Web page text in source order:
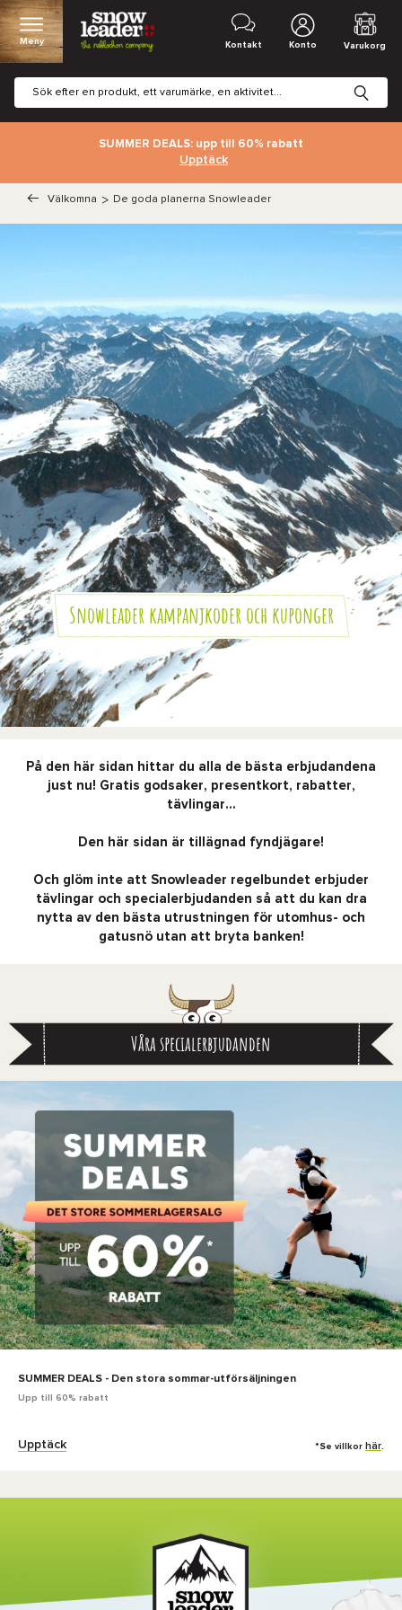
Meny Kontakt Konto Varukorg
SUMMER DEALS: upp till 60% rabatt
Upptäck
Välkomna > De goda planerna Snowleader
Snowleader kampanjkoder och kuponger
På den här sidan hittar du alla de bästa erbjudandena
just nu! Gratis godsaker, presentkort, rabatter,
tävlingar...
Den här sidan är tillägnad fyndjägare!
Och glöm inte att Snowleader regelbundet erbjuder
tävlingar och specialerbjudanden så att du kan dra
nytta av den bästa utrustningen för utomhus- och
gatusnö utan att bryta banken!
Våra specialerbjudanden
SUMMER DEALS - Den stora sommar-utförsäljningen
Upp till 60% rabatt
Upptäck *Se villkor här